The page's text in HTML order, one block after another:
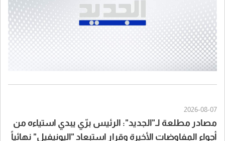
2026-08-07
مصادر مطلعة لـ"الجديد": الرئيس برّي يبدي استياءه من
أجواء المفاوضات الأخيرة وقرار استبعاد "اليونيفيل" نهائياً